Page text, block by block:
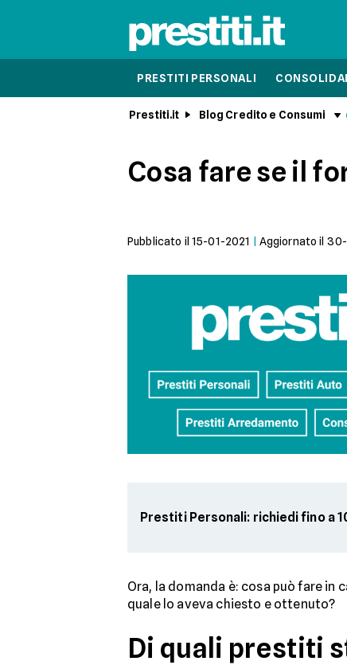
PRESTITI PERSONALI
Prestiti.it Blog Credito e Consumi
Cosa fare se il
Pubblicato il 15-01-2021 Aggiornato il
Prestiti Personali: richiedi fino a
Ora, la domanda è: cosa può fare in
quale lo aveva chiesto e ottenuto?
Di quali prestiti